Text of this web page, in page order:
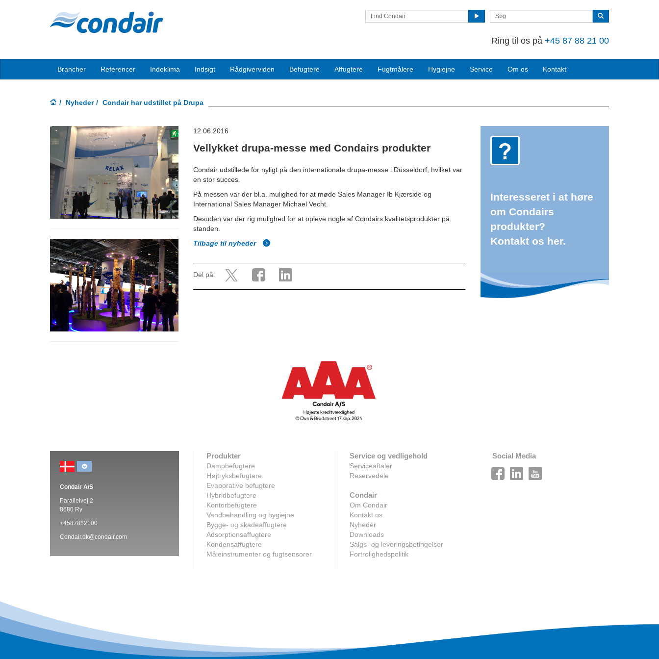
Find Condair
Ring til os på +45 87 88 21 00
Brancher Referencer Indeklima Indsigt Rådgiverviden Befugtere Affugtere Fugtmålere Hygiejne Service Om os Kontakt
Nyheder Condair har udstillet på Drupa
12.06.2016
Vellykket drupa-messe med Condairs produkter
Condair udstillede for nyligt på den internationale drupa-messe i Düsseldorf, hvilket var
en stor succes.
På messen var der bl.a. mulighed for at møde Sales Manager Ib Kjærside og
International Sales Manager Michael Vecht.
Desuden var der rig mulighed for at opleve nogle af Condairs kvalitetsprodukter på
standen.
Tilbage til nyheder
Del på:
Interesseret i at høre
om Condairs
produkter?
Kontakt os her.
Condair A/S
Parallelvej 2
8680 Ry
+4587882100
Condair.dk@condair.com
Produkter
Dampbefugtere
Højtryksbefugtere
Evaporative befugtere
Hybridbefugtere
Kontorbefugtere
Vandbehandling og hygiejne
Bygge- og skadeaffugtere
Adsorptionsaffugtere
Kondensaffugtere
Måleinstrumenter og fugtsensorer
Service og vedligehold
Serviceaftaler
Reservedele
Condair
Om Condair
Kontakt os
Nyheder
Downloads
Salgs- og leveringsbetingelser
Fortrolighedspolitik
Social Media